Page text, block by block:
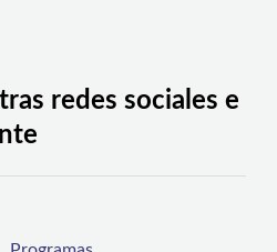
redes sociales e